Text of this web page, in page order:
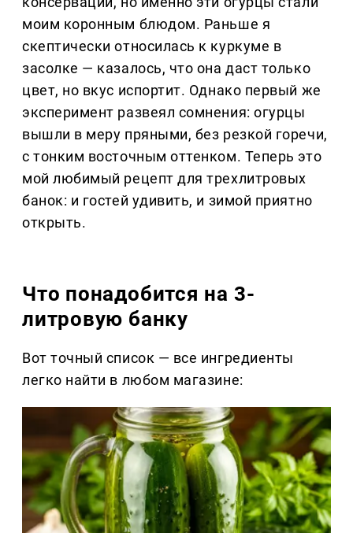
моим коронным блюдом. Раньше я
скептически относилась к куркуме в
засолке — казалось, что она даст только
цвет, но вкус испортит. Однако первый же
эксперимент развеял сомнения: огурцы
вышли в меру пряными, без резкой горечи,
с тонким восточным оттенком. Теперь это
мой любимый рецепт для трехлитровых
банок: и гостей удивить, и зимой приятно
открыть.
Что понадобится на 3-
литровую банку
Вот точный список — все ингредиенты
легко найти в любом магазине: